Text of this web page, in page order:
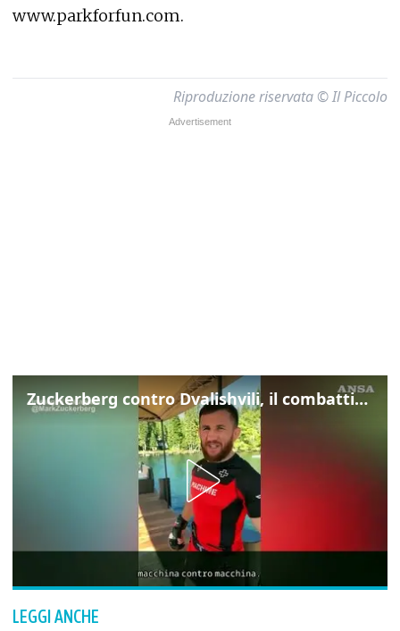
www.parkforfun.com.
Riproduzione riservata © Il Piccolo
Zuckerberg contro Dvalishvili, il combattimento in mezzo a un lago
LEGGI ANCHE